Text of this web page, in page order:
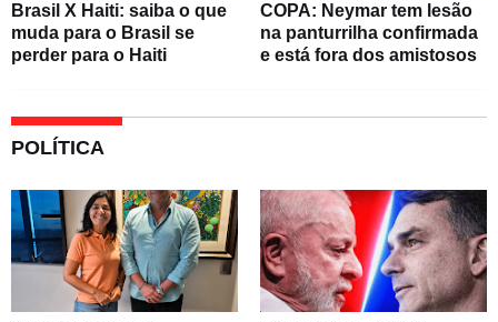
Brasil X Haiti: saiba o que
muda para o Brasil se
perder para o Haiti
COPA: Neymar tem lesão
na panturrilha confirmada
e está fora dos amistosos
POLÍTICA